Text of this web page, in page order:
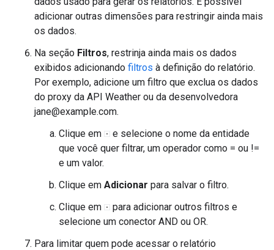
adicionar outras dimensões para restringir ainda mais
os dados.
Na seção Filtros, restrinja ainda mais os dados
exibidos adicionando filtros à definição do relatório.
Por exemplo, adicione um filtro que exclua os dados
do proxy da API Weather ou da desenvolvedora
jane@example.com.
Clique em
e selecione o nome da entidade
que você quer filtrar, um operador como = ou !=
e um valor.
Clique em Adicionar para salvar o filtro.
Clique em
para adicionar outros filtros e
selecione um conector AND ou OR.
Para limitar quem pode acessar o relatório